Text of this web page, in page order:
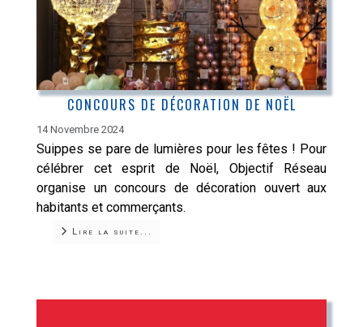
CONCOURS DE DÉCORATION DE NOËL
14 Novembre 2024
Suippes se pare de lumières pour les fêtes ! Pour
célébrer cet esprit de Noël, Objectif Réseau
organise un concours de décoration ouvert aux
habitants et commerçants.
Lire la suite...